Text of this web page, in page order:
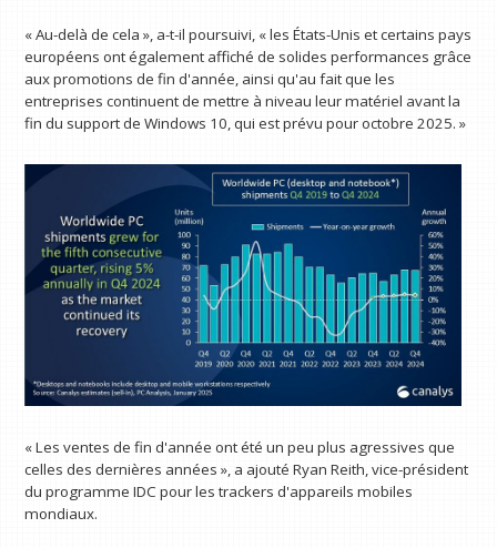
« Au-delà de cela », a-t-il poursuivi, « les États-Unis et certains pays
européens ont également affiché de solides performances grâce
aux promotions de fin d'année, ainsi qu'au fait que les
entreprises continuent de mettre à niveau leur matériel avant la
fin du support de Windows 10, qui est prévu pour octobre 2025. »
« Les ventes de fin d'année ont été un peu plus agressives que
celles des dernières années », a ajouté Ryan Reith, vice-président
du programme IDC pour les trackers d'appareils mobiles
mondiaux.